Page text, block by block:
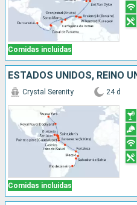
Comidas incluidas
Comidas incluidas
Crystal Serenity 24 d